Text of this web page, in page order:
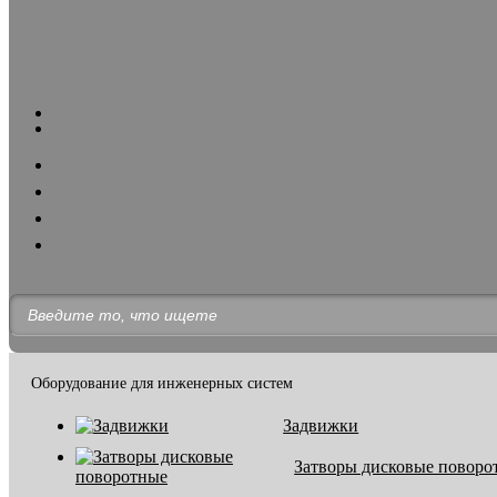
Оборудование для инженерных систем
Задвижки
Затворы дисковые